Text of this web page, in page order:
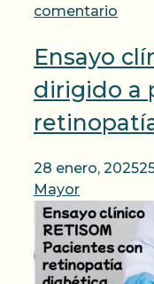
comentario
Ensayo
dirigido a
28 enero, 2025
Mayor